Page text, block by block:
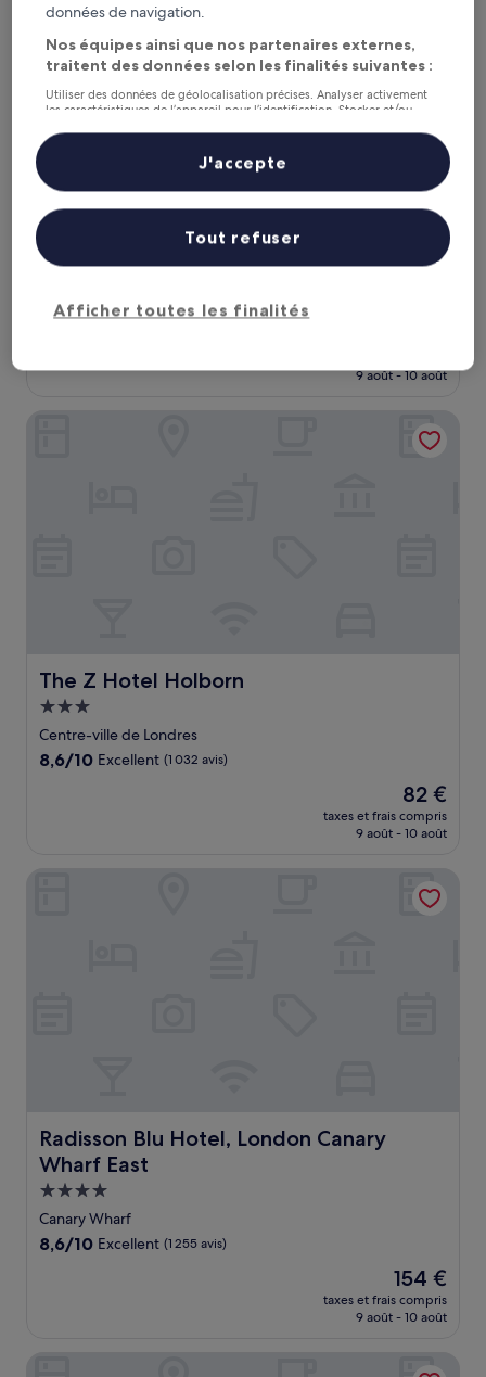
Point A London Canary Wharf
Point A London Canary Wharf
Hébergement
3.0 étoiles
8.8
sur
(1 469 avis)
8,8/10 Excellent (1 469 avis)
prix
de
84 €
9 août - 10 août
The Z Hotel Holborn
The Z Hotel Holborn
Hébergement
3.0 étoiles
Centre-ville de Londres
8.6
8,6/10 Excellent (1 032 avis)
Le
nouveau
prix
de
82 €
82 €
taxes et frais compris
9 août - 10 août
Radisson Blu Hotel, London Canary
Wharf East
Radisson Blu Hotel, London Canary Wharf East
Hébergement
4.0 étoiles
Canary Wharf
8.6
8,6/10 Excellent (1 255 avis)
Le
nouveau
prix
de
154 €
154 €
taxes et frais compris
9 août - 10 août
données de navigation.
Nos équipes ainsi que nos partenaires externes,
traitent des données selon les finalités suivantes :
Utiliser des données de géolocalisation précises. Analyser activement
les caractéristiques de l’appareil pour l’identification. Stocker et/ou
personnalisés, mesure de performance des publicités et du contenu,
études d’audience et développement de services.
Liste de nos partenaires (fournisseurs)
Afficher toutes les finalités
Tout refuser
J'accepte